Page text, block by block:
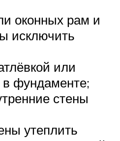
оконных рам и
исключить
или
фундаменте;
стены
утеплить